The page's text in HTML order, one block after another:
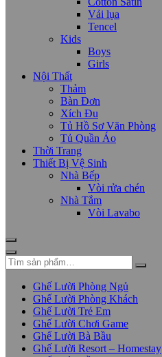
Vải lụa
Tencel
Kids
Boys
Girls
Nội Thất
Thảm
Bàn Đơn
Xích Đu
Tủ Hồ Sơ Văn Phòng
Tủ Quần Áo
Thời Trang
Thiết Bị Vệ Sinh
Nhà Bếp
Vòi rửa chén
Nhà Tắm
Vòi Lavabo
Ghế Lười Phòng Ngủ
Ghế Lười Phòng Khách
Ghế Lười Trẻ Em
Ghế Lười Chơi Game
Ghế Lười Bà Bầu
Ghế Lười Resort – Homestay